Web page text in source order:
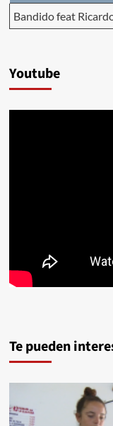
Bandido feat
Youtube
Te pueden